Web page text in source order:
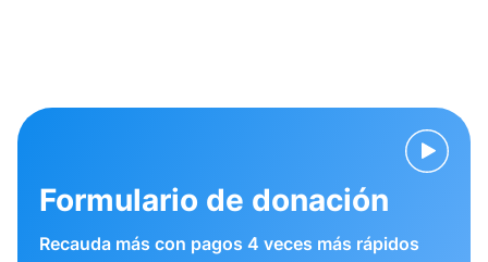
Formulario de donación
Recauda más con pagos 4 veces más rápidos